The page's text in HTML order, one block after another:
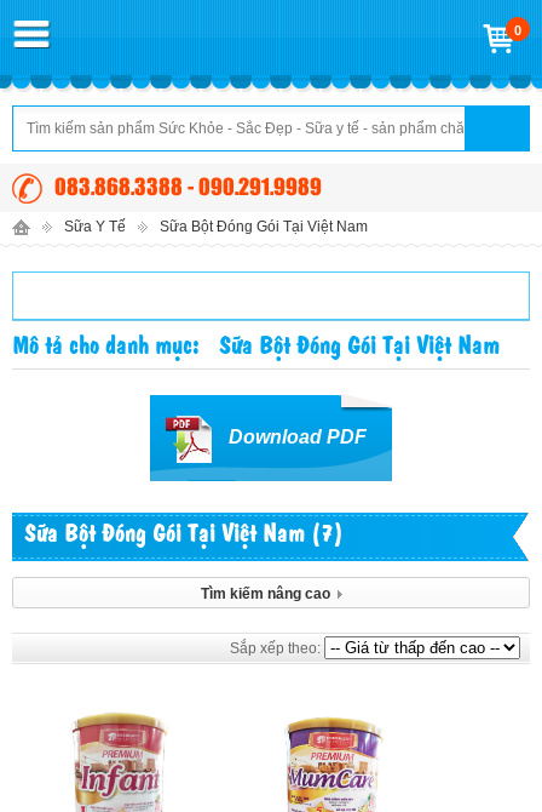
0
083.868.3388 - 090.291.9989
Sữa Y Tế Sữa Bột Đóng Gói Tại Việt Nam
Mô tả cho danh mục: Sữa Bột Đóng Gói Tại Việt Nam
Download PDF
Sữa Bột Đóng Gói Tại Việt Nam (7)
Tìm kiếm nâng cao
Sắp xếp theo: